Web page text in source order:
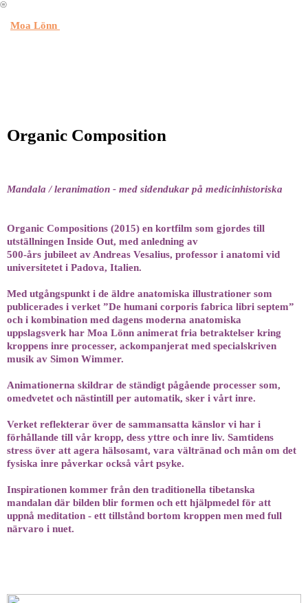
︎
Moa Lönn
Organic Composition
Mandala / leranimation - med sidendukar på medicinhistoriska
Organic Compositions (2015) en kortfilm som gjordes till
utställningen Inside Out, med anledning av
500-års jubileet av Andreas Vesalius, professor i anatomi vid
universitetet i Padova, Italien.
Med utgångspunkt i de äldre anatomiska illustrationer som
publicerades i verket ”De humani corporis fabrica libri septem”
och i kombination med dagens moderna anatomiska
uppslagsverk har Moa Lönn animerat fria betraktelser kring
kroppens inre processer, ackompanjerat med specialskriven
musik av Simon Wimmer.
Animationerna skildrar de ständigt pågående processer som,
omedvetet och nästintill per automatik, sker i vårt inre.
Verket reflekterar över de sammansatta känslor vi har i
förhållande till vår kropp, dess yttre och inre liv. Samtidens
stress över att agera hälsosamt, vara vältränad och mån om det
fysiska inre påverkar också vårt psyke.
Inspirationen kommer från den traditionella tibetanska
mandalan där bilden blir formen och ett hjälpmedel för att
uppnå meditation - ett tillstånd bortom kroppen men med full
närvaro i nuet.